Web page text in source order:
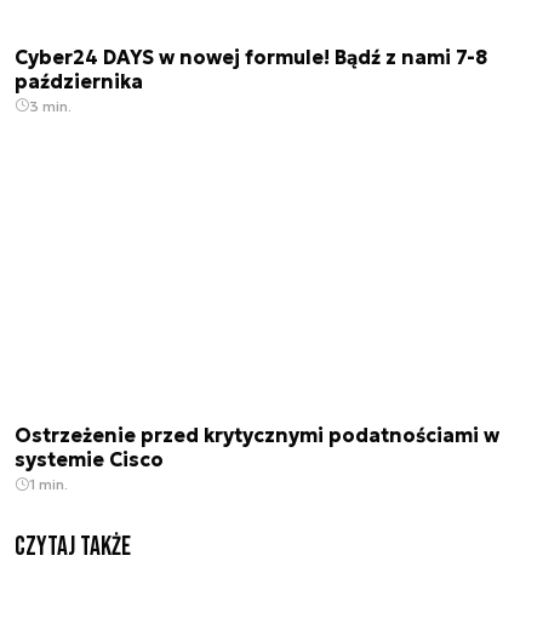
Cyber24 DAYS w nowej formule! Bądź z nami 7-8
października
3 min.
Ostrzeżenie przed krytycznymi podatnościami w
systemie Cisco
1 min.
Czytaj także